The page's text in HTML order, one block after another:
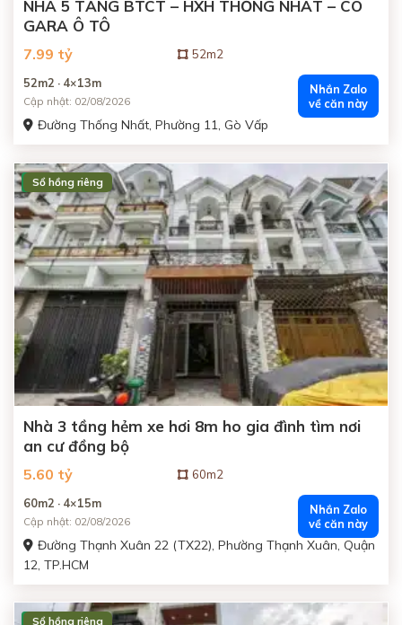
NHÀ 5 TẦNG BTCT – HXH THỐNG NHẤT – CÓ
GARA Ô TÔ
7.99 tỷ
52m2
52m2 · 4×13m
Cập nhật: 02/08/2026
Nhắn Zalo
về căn này
Đường Thống Nhất, Phường 11, Gò Vấp
ĐANG BÁN
Sổ hồng riêng
Nhà 3 tầng hẻm xe hơi 8m ho gia đình tìm nơi
an cư đồng bộ
5.60 tỷ
60m2
60m2 · 4×15m
Cập nhật: 02/08/2026
Nhắn Zalo
về căn này
Đường Thạnh Xuân 22 (TX22), Phường Thạnh Xuân, Quận
12, TP.HCM
Sổ hồng riêng